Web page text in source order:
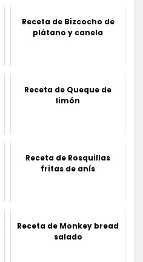
Receta de Bizcocho de
plátano y canela
Receta de Queque de
limón
Receta de Rosquillas
fritas de anís
Receta de Monkey bread
salado